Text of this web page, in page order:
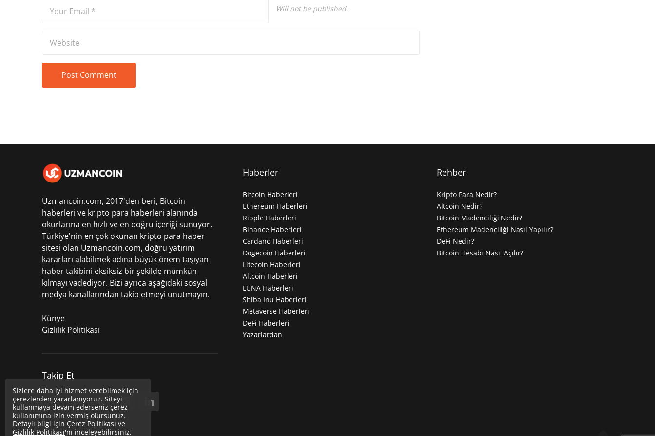
Will not be published.
Uzmancoin.com, 2017'den beri, Bitcoin
haberleri ve kripto para haberleri alanında
okurlarına en hızlı ve en doğru içeriği sunuyor.
Türkiye'nin en çok okunan kripto para haber
sitesi olan Uzmancoin.com, doğru yatırım
kararları alabilmek adına büyük önem taşıyan
haber takibini eksiksiz bir şekilde mümkün
kılmayı vadediyor. Bizi ayrıca aşağıdaki sosyal
medya kanallarından takip etmeyi unutmayın.
Künye
Gizlilik Politikası
Takip Et
Haberler
Bitcoin Haberleri
Ethereum Haberleri
Ripple Haberleri
Binance Haberleri
Cardano Haberleri
Dogecoin Haberleri
Litecoin Haberleri
Altcoin Haberleri
LUNA Haberleri
Shiba Inu Haberleri
Metaverse Haberleri
DeFi Haberleri
Yazarlardan
Rehber
Kripto Para Nedir?
Altcoin Nedir?
Bitcoin Madenciliği Nedir?
Ethereum Madenciliği Nasıl Yapılır?
DeFi Nedir?
Bitcoin Hesabı Nasıl Açılır?
Sizlere daha iyi hizmet verebilmek için
çerezlerden yararlanıyoruz. Siteyi
kullanmaya devam ederseniz çerez
kullanımına izin vermiş olursunuz.
Detaylı bilgi için Çerez Politikası ve
Gizlilik Politikası'nı inceleyebilirsiniz.